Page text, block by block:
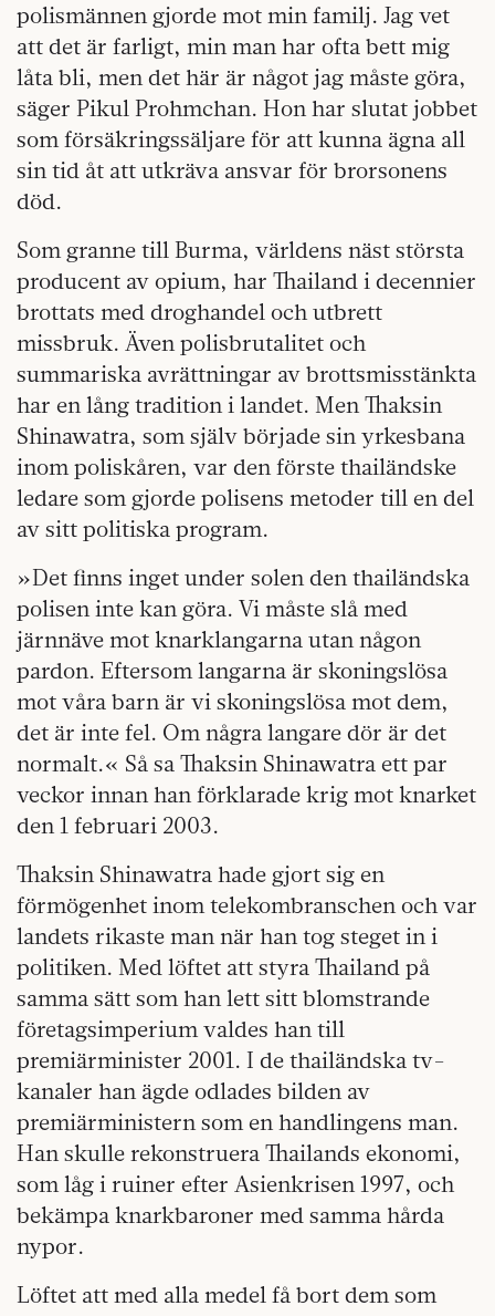
polismännen gjorde mot min familj. Jag vet
att det är farligt, min man har ofta bett mig
låta bli, men det här är något jag måste göra,
säger Pikul Prohmchan. Hon har slutat jobbet
som försäkringssäljare för att kunna ägna all
sin tid åt att utkräva ansvar för brorsonens
död.
Som granne till Burma, världens näst största
producent av opium, har Thailand i decennier
brottats med droghandel och utbrett
missbruk. Även polisbrutalitet och
summariska avrättningar av brottsmisstänkta
har en lång tradition i landet. Men Thaksin
Shinawatra, som själv började sin yrkesbana
inom poliskåren, var den förste thailändske
ledare som gjorde polisens metoder till en del
av sitt politiska program.
»Det finns inget under solen den thailändska
polisen inte kan göra. Vi måste slå med
järnnäve mot knarklangarna utan någon
pardon. Eftersom langarna är skoningslösa
mot våra barn är vi skoningslösa mot dem,
det är inte fel. Om några langare dör är det
normalt.« Så sa Thaksin Shinawatra ett par
veckor innan han förklarade krig mot knarket
den 1 februari 2003.
Thaksin Shinawatra hade gjort sig en
förmögenhet inom telekombranschen och var
landets rikaste man när han tog steget in i
politiken. Med löftet att styra Thailand på
samma sätt som han lett sitt blomstrande
företags­imperium valdes han till
premiärminister 2001. I de thailändska tv-
kanaler han ägde odlades bilden av
premiärministern som en handlingens man.
Han skulle rekonstruera Thailands ekonomi,
som låg i ruiner efter Asienkrisen 1997, och
bekämpa knark­baroner med samma hårda
nypor.
Löftet att med alla medel få bort dem som